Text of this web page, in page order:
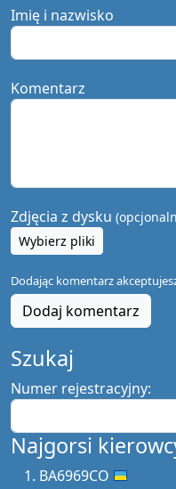
Imię i nazwisko
Komentarz
Zdjęcia z dysku
Wybierz pliki
Dodając komentarz
Dodaj komentarz
Szukaj
Numer rejestracyjny:
Najgorsi
BA6969CO